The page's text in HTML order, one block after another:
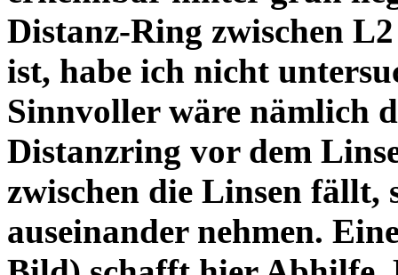
Distanz-Ring zwischen
ist, habe ich nicht
Sinnvoller wäre nämlich
Distanzring vor dem
zwischen die Linsen fällt,
auseinander nehmen.